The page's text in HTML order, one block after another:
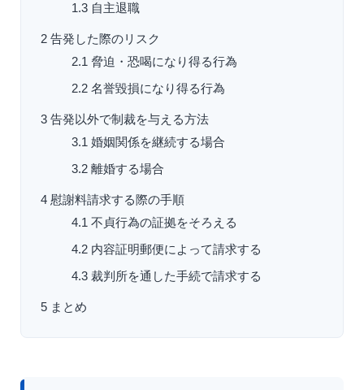
1.3 自主退職
2 告発した際のリスク
2.1 脅迫・恐喝になり得る行為
2.2 名誉毀損になり得る行為
3 告発以外で制裁を与える方法
3.1 婚姻関係を継続する場合
3.2 離婚する場合
4 慰謝料請求する際の手順
4.1 不貞行為の証拠をそろえる
4.2 内容証明郵便によって請求する
4.3 裁判所を通した手続で請求する
5 まとめ